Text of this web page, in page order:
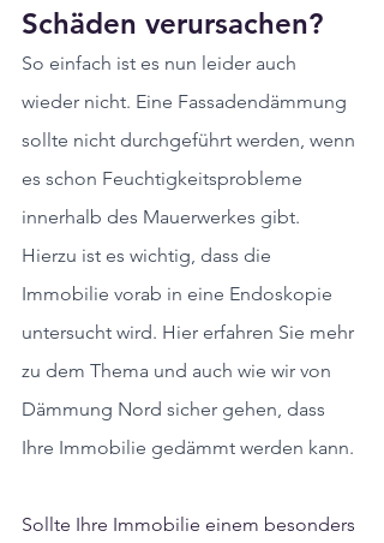
Schäden verursachen?
So einfach ist es nun leider auch
wieder nicht. Eine Fassadendämmung
sollte nicht durchgeführt werden, wenn
es schon Feuchtigkeitsprobleme
innerhalb des Mauerwerkes gibt.
Hierzu ist es wichtig, dass die
Immobilie vorab in eine Endoskopie
untersucht wird. Hier erfahren Sie mehr
zu dem Thema und auch wie wir von
Dämmung Nord sicher gehen, dass
Ihre Immobilie gedämmt werden kann.
Sollte Ihre Immobilie einem besonders